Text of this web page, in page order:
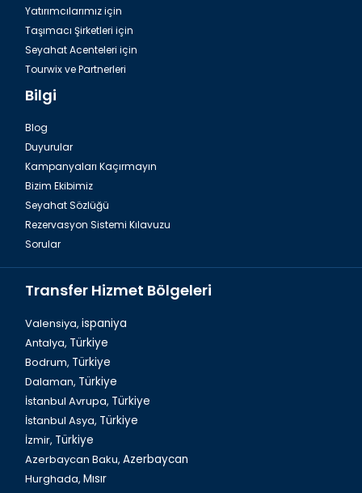
Antalya Havalimanı Belek Transfer Hizmetleri
Türkiye`de Yeşil Kanyon Turu
Yatırımcılarımız için
Taşımacı Şirketleri için
Seyahat Acenteleri için
Tourwix ve Partnerleri
Bilgi
Blog
Duyurular
Kampanyaları Kaçırmayın
Bizim Ekibimiz
Seyahat Sözlüğü
Rezervasyon Sistemi Kılavuzu
Sorular
Transfer Hizmet Bölgeleri
Valensiya, ispaniya
Antalya, Türkiye
Bodrum, Türkiye
Dalaman, Türkiye
İstanbul Avrupa, Türkiye
İstanbul Asya, Türkiye
İzmir, Türkiye
Azerbaycan Baku, Azerbaycan
Hurghada, Mısır